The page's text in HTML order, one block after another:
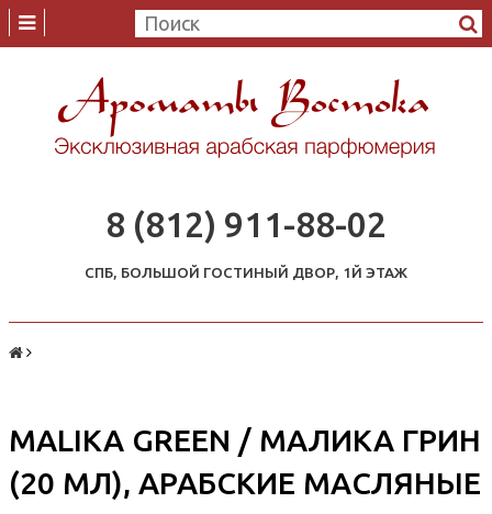
8 (812) 911-88-02
СПБ, БОЛЬШОЙ ГОСТИНЫЙ ДВОР, 1Й ЭТАЖ
MALIKA GREEN / МАЛИКА ГРИН
(20 МЛ), АРАБСКИЕ МАСЛЯНЫЕ